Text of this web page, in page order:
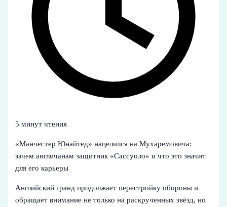
5 минут чтения
«Манчестер Юнайтед» нацелился на Мухаремовича:
зачем англичанам защитник «Сассуоло» и что это значит
для его карьеры
Английский гранд продолжает перестройку обороны и
обращает внимание не только на раскрученных звёзд, но